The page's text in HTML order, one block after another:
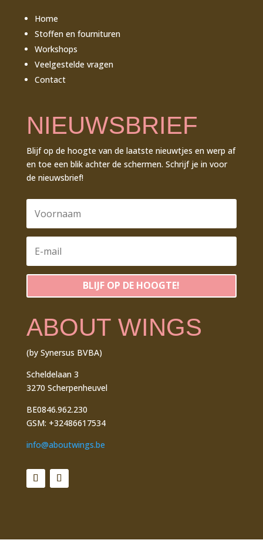
Home
Stoffen en fournituren
Workshops
Veelgestelde vragen
Contact
NIEUWSBRIEF
Blijf op de hoogte van de laatste nieuwtjes en werp af
en toe een blik achter de schermen. Schrijf je in voor
de nieuwsbrief!
BLIJF OP DE HOOGTE!
ABOUT WINGS
(by Synersus BVBA)
Scheldelaan 3
3270 Scherpenheuvel
BE0846.962.230
GSM: +32486617534
info@aboutwings.be